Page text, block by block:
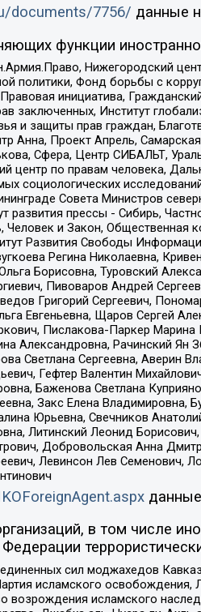
documents/7756/ данные
функции
Нижегородский
политики, Фонд борьбы с
инициатива,
заключенных, Институт
и защиты прав граждан,
Анна, Проект Апрель,
Сфера, Центр СИБАЛЬТ,
центр по правам человека,
социологических
Совета Министров
развития прессы - Сибирь,
и Закон,
Развития Свободы
Регина Николаевна,
Борисовна, Туровский
Пивоваров Андрей
Григорий Сергеевич,
Евгеньевна, Щаров Сергей
Пислакова-Паркер
Александровна, Рачинский
Светлана Сергеевна,
Гефтер Валентин
Баженова Светлана
Закс Елена
Юрьевна, Свечников
Литинский Леонид
Добровольская Анна
Левинсон Лев
в том числе
сил моджахедов
исламского
возрождения исламского